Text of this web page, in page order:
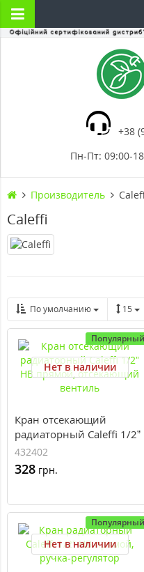
+38
Пн-Пт: 09:00-
Производитель
Caleffi
По умолчанию 15
Популярный
Нет в наличии
Кран отсекающий
радиаторный Caleffi 1/2”
HВ прямой, отсекающий
вентиль
432402
328 грн.
Популярный
Нет в наличии